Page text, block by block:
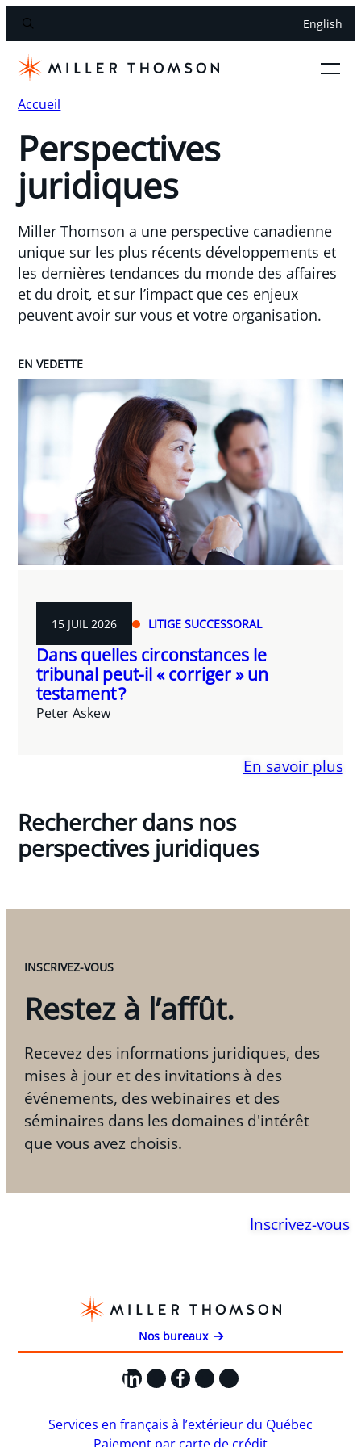
English
Accueil
Perspectives
juridiques
Miller Thomson a une perspective canadienne
unique sur les plus récents développements et
les dernières tendances du monde des affaires
et du droit, et sur l’impact que ces enjeux
peuvent avoir sur vous et votre organisation.
EN VEDETTE
15 JUIL 2026 LITIGE SUCCESSORAL
Dans quelles circonstances le
tribunal peut-il « corriger » un
testament ?
Peter Askew
En savoir plus
Rechercher dans nos
perspectives juridiques
INSCRIVEZ-VOUS
Restez à l’affût.
Recevez des informations juridiques, des
mises à jour et des invitations à des
événements, des webinaires et des
séminaires dans les domaines d'intérêt
que vous avez choisis.
Inscrivez-vous
Nos bureaux
LinkedIn
X Facebook
Instagram
YouTube
Services en français à l’extérieur du Québec